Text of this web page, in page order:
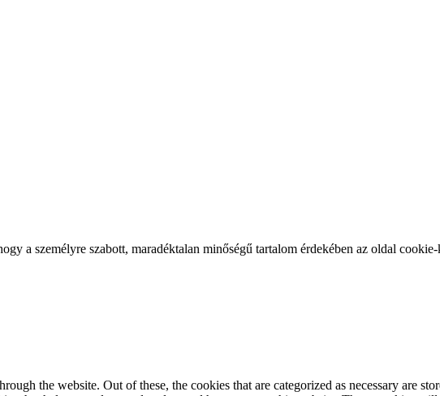
a személyre szabott, maradéktalan minőségű tartalom érdekében az oldal
the website. Out of these, the cookies that are categorized as necessary are